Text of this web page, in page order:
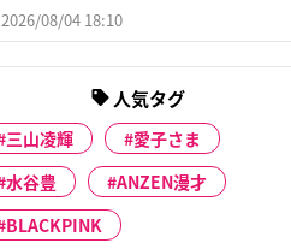
2026/08/04 18:10
人気タグ
三山凌輝
愛子さま
水谷豊
ANZEN漫才
BLACKPINK